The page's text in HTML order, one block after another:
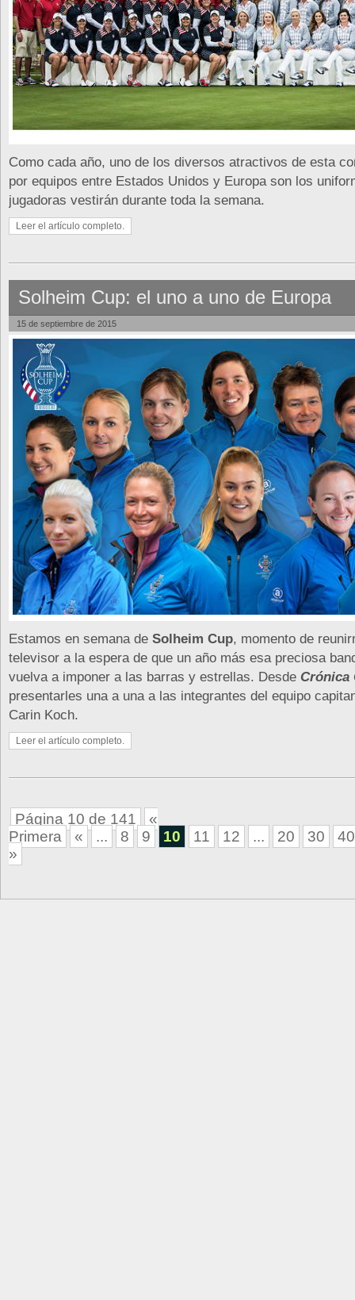
Como cada año, uno de los diversos atractivos de esta
por equipos entre Estados Unidos y Europa son los
jugadoras vestirán durante toda la semana.
Leer el artículo completo.
Solheim Cup: el uno a uno de Europa
15 de septiembre de 2015
Estamos en semana de Solheim Cup, momento de
televisor a la espera de que un año más esa preciosa
vuelva a imponer a las barras y estrellas. Desde Crónica
presentarles una a una a las integrantes del equipo
Carin Koch.
Leer el artículo completo.
Página 10 de 141
«
Primera
« ... 8 9 10 11 12 ... 20 30
40
»